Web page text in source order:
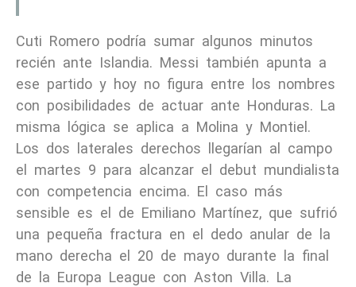
Cuti Romero podría sumar algunos minutos
recién ante Islandia. Messi también apunta a
ese partido y hoy no figura entre los nombres
con posibilidades de actuar ante Honduras. La
misma lógica se aplica a Molina y Montiel.
Los dos laterales derechos llegarían al campo
el martes 9 para alcanzar el debut mundialista
con competencia encima. El caso más
sensible es el de Emiliano Martínez, que sufrió
una pequeña fractura en el dedo anular de la
mano derecha el 20 de mayo durante la final
de la Europa League con Aston Villa. La